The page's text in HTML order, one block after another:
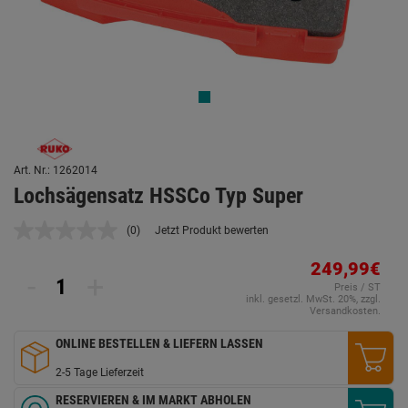
Art. Nr.: 1262014
Lochsägensatz HSSCo Typ Super
Kein
(0) Jetzt Produkt bewerten
249,99€
Preis / ST
inkl. gesetzl. MwSt. 20%, zzgl.
Versandkosten.
ONLINE BESTELLEN & LIEFERN LASSEN
2-5 Tage Lieferzeit
RESERVIEREN & IM MARKT ABHOLEN